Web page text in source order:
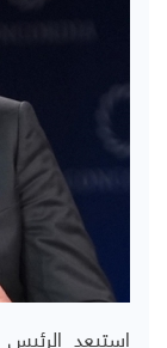
استبعد